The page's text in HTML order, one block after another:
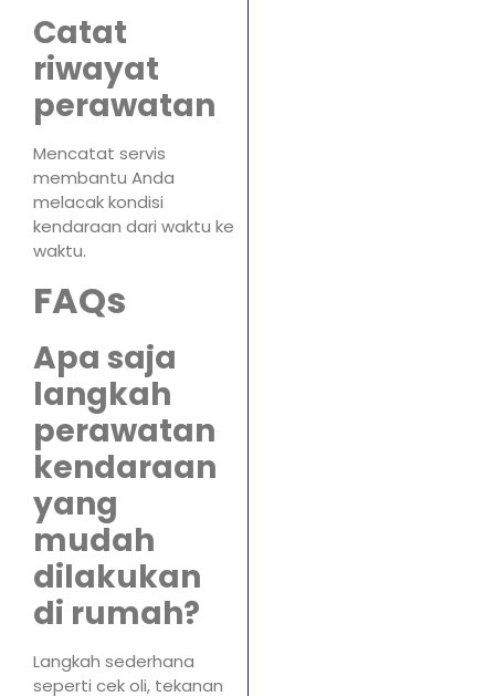
Catat
riwayat
perawatan
Mencatat servis
membantu Anda
melacak kondisi
kendaraan dari waktu ke
waktu.
FAQs
Apa saja
langkah
perawatan
kendaraan
yang
mudah
dilakukan
di rumah?
Langkah sederhana
seperti cek oli, tekanan